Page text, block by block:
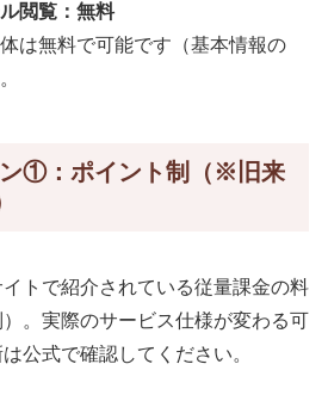
閲覧：無料
は無料で可能です（基本情報の
ン①：ポイント制（※旧来
トで紹介されている従量課金の料
。実際のサービス仕様が変わる可
公式で確認してください。